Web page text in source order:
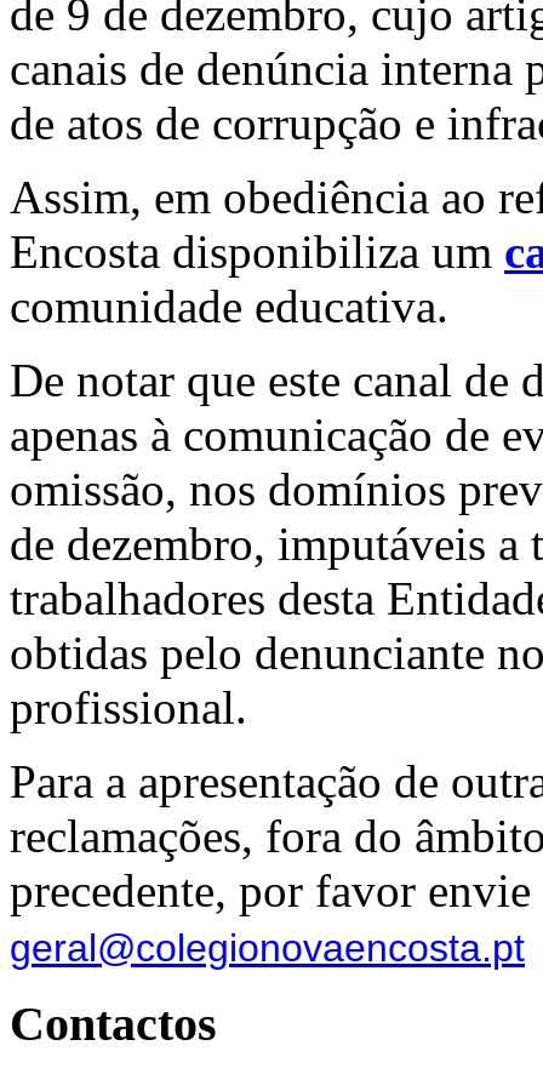
de 9 de dezembro, cujo
canais de denúncia interna
de atos de corrupção e
Assim, em obediência ao
Encosta disponibiliza um
comunidade educativa.
De notar que este canal de
apenas à comunicação de
omissão, nos domínios
de dezembro, imputáveis a
trabalhadores desta
obtidas pelo denunciante
profissional.
Para a apresentação de
reclamações, fora do
precedente, por favor
geral@colegionovaencosta.pt
Contactos